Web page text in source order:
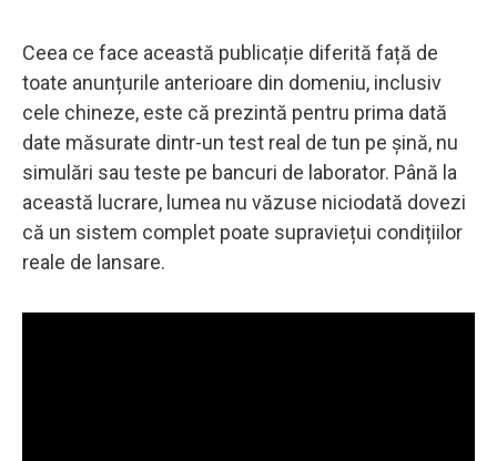
Ceea ce face această publicație diferită față de
toate anunțurile anterioare din domeniu, inclusiv
cele chineze, este că prezintă pentru prima dată
date măsurate dintr-un test real de tun pe șină, nu
simulări sau teste pe bancuri de laborator. Până la
această lucrare, lumea nu văzuse niciodată dovezi
că un sistem complet poate supraviețui condițiilor
reale de lansare.